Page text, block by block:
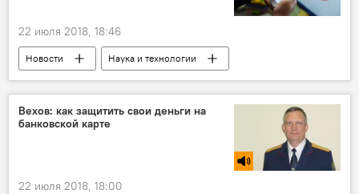
22 июля 2018, 18:46
Новости
Наука и технологии
В мире
проблемы
Telegram
сбои
Вехов: как защитить свои деньги на
банковской карте
22 июля 2018, 18:00